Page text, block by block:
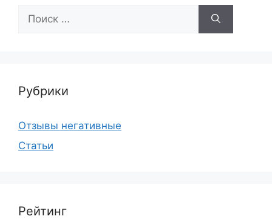
Рубрики
Отзывы негативные
Статьи
Рейтинг